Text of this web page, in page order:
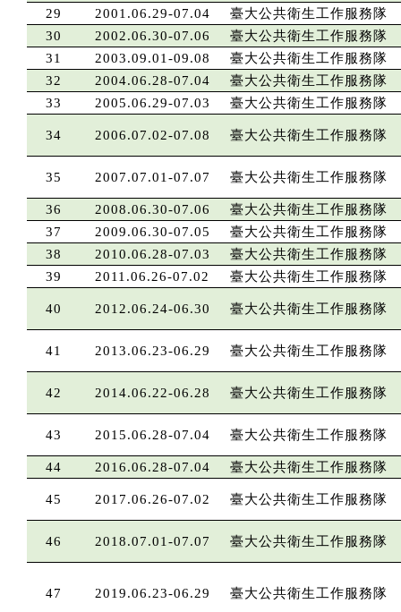
29 2001.06.29-07.04
臺大公共衛生工作服務隊
30
2002.06.30-07.06
臺大公共衛生工作服務隊
31
2003.09.01-09.08
臺大公共衛生工作服務隊
32
2004.06.28-07.04
臺大公共衛生工作服務隊
33
2005.06.29-07.03 臺大公共衛生工作服務隊
34 2006.07.02-07.08 臺大公共衛生工作服務隊
35 2007.07.01-07.07 臺大公共衛生工作服務隊
36 2008.06.30-07.06
臺大公共衛生工作服務隊
37
2009.06.30-07.05
臺大公共衛生工作服務隊
38
2010.06.28-07.03
臺大公共衛生工作服務隊
39
2011.06.26-07.02 臺大公共衛生工作服務隊
40 2012.06.24-06.30 臺大公共衛生工作服務隊
41 2013.06.23-06.29 臺大公共衛生工作服務隊
42 2014.06.22-06.28 臺大公共衛生工作服務隊
43 2015.06.28-07.04 臺大公共衛生工作服務隊
44 2016.06.28-07.04 臺大公共衛生工作服務隊
45 2017.06.26-07.02 臺大公共衛生工作服務隊
46 2018.07.01-07.07 臺大公共衛生工作服務隊
47 2019.06.23-06.29 臺大公共衛生工作服務隊